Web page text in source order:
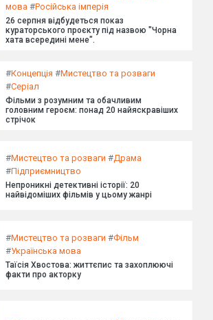
мова #Російська імперія
26 серпня відбудеться показ
кураторського проєкту під назвою "Чорна
хата всередині мене".
#Концепція #Мистецтво та розваги
#Серіал
Фільми з розумним та обачливим
головним героєм: понад 20 найяскравіших
стрічок
#Мистецтво та розваги #Драма
#Підприємництво
Непроникні детективні історії: 20
найвідоміших фільмів у цьому жанрі
#Мистецтво та розваги #Фільм
#Українська мова
Таїсія Хвостова: життєпис та захоплюючі
факти про акторку